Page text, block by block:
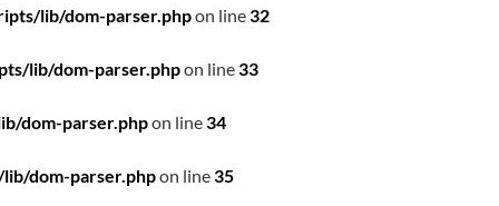
lib/dom-parser.phpon line32
lib/dom-parser.phpon line33
dom-parser.phpon line34
dom-parser.phpon line35